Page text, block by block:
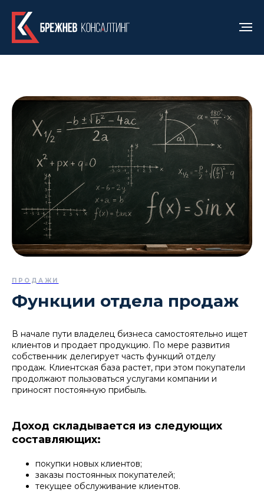
ПРОДАЖИ
Функции отдела продаж
В начале пути владелец бизнеса самостоятельно ищет
клиентов и продает продукцию. По мере развития
собственник делегирует часть функций отделу
продаж. Клиентская база растет, при этом покупатели
продолжают пользоваться услугами компании и
приносят постоянную прибыль.
Доход складывается из следующих
составляющих:
покупки новых клиентов;
заказы постоянных покупателей;
текущее обслуживание клиентов.